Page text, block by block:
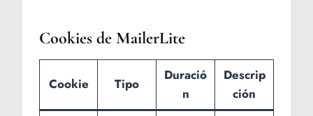
Cookies de MailerLite
Cookie Tipo
Duració
n
Descrip
ción